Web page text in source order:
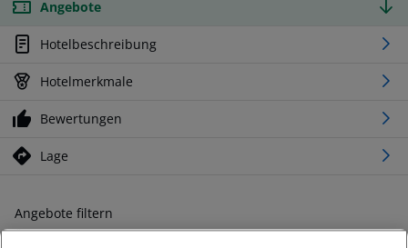
Angebote
Hotelbeschreibung
Hotelmerkmale
Bewertungen
Lage
Angebote filtern
Ändern Sie Ihre Kriterien nach Ihren Wünschen